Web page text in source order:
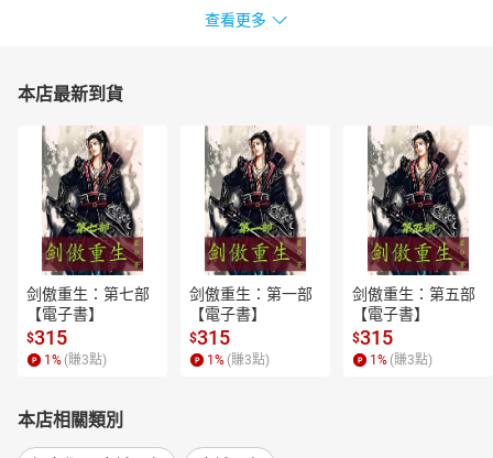
查看更多
本店最新到貨
剑傲重生：第七部
【電子書】
$315
1 % (賺3點)
剑傲重生：第一部
【電子書】
$315
1 % (賺3點)
剑傲重生：第五部
【電子書】
$315
1 % (賺3點)
本店相關類別